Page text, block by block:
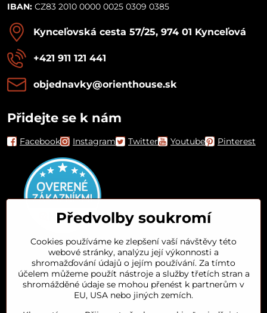
IBAN: CZ83 2010 0000 0025 0309 0385
Kynceľovská cesta 57/25, 974 01 Kynceľová
+421 911 121 441
objednavky​@orienthouse​.sk
Přidejte se k nám
Facebook Instagram Twitter Youtube Pinterest
Orient House
Arganový olej
Předvolby soukromí
Cookies používáme ke zlepšení vaší návštěvy této
webové stránky, analýzu její výkonnosti a
shromažďování údajů o jejím používání. Za tímto
účelem můžeme použít nástroje a služby třetích stran a
shromážděné údaje se mohou přenést k partnerům v
EU, USA nebo jiných zemích.